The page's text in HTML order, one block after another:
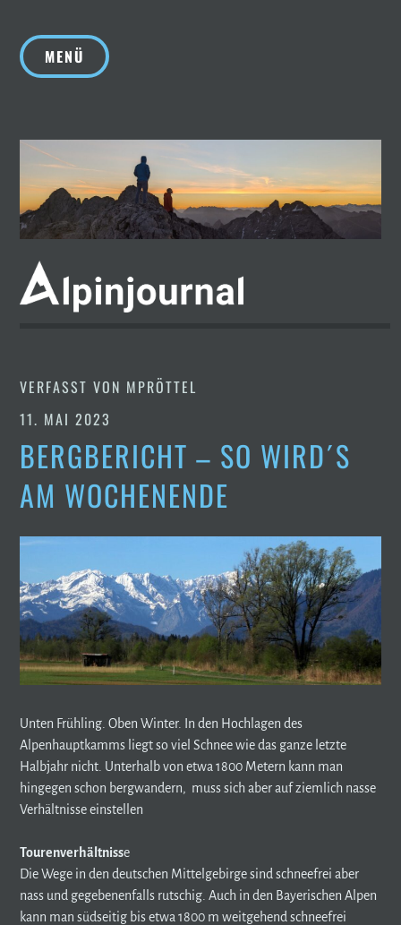
springen
MENÜ
VERFASST VON MPRÖTTEL
11. MAI 2023
BERGBERICHT – SO WIRD´S
AM WOCHENENDE
Unten Frühling. Oben Winter. In den Hochlagen des
Alpenhauptkamms liegt so viel Schnee wie das ganze letzte
Halbjahr nicht. Unterhalb von etwa 1800 Metern kann man
hingegen schon bergwandern, muss sich aber auf ziemlich nasse
Verhältnisse einstellen
Tourenverhältnisse
Die Wege in den deutschen Mittelgebirge sind schneefrei aber
nass und gegebenenfalls rutschig. Auch in den Bayerischen Alpen
kann man südseitig bis etwa 1800 m weitgehend schneefrei